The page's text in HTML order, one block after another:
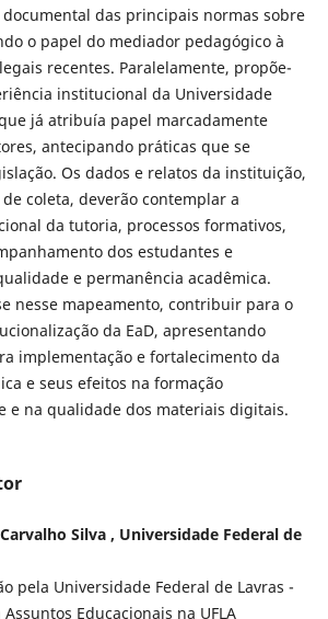
das principais normas sobre
o papel do mediador pedagógico à
recentes. Paralelamente, propõe-
institucional da Universidade
já atribuía papel marcadamente
antecipando práticas que se
Os dados e relatos da instituição,
coleta, deverão contemplar a
da tutoria, processos formativos,
dos estudantes e
e permanência acadêmica.
nesse mapeamento, contribuir para o
da EaD, apresentando
implementação e fortalecimento da
e seus efeitos na formação
e na qualidade dos materiais digitais.
Carvalho Silva , Universidade Federal de
pela Universidade Federal de Lavras -
Assuntos Educacionais na UFLA